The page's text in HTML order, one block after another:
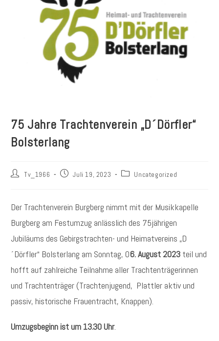
75 Jahre Trachtenverein „D´Dörfler“
Bolsterlang
Beitrags-Tv_1966
BeitragJuli 19, 2023
Beitrags-Uncategorized
Der Trachtenverein Burgberg nimmt mit der Musikkapelle
Burgberg am Festumzug anlässlich des 75jährigen
Jubiläums des Gebirgstrachten- und Heimatvereins „D
´Dörfler“ Bolsterlang am Sonntag, 06. August 2023 teil und
hofft auf zahlreiche Teilnahme aller Trachtenträgerinnen
und Trachtenträger (Trachtenjugend, Plattler aktiv und
passiv, historische Frauentracht, Knappen).
Umzugsbeginn ist um 13.30 Uhr.